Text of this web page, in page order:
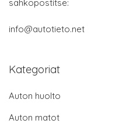
sähköpostitse:
info@autotieto.net
Kategoriat
Auton huolto
Auton matot